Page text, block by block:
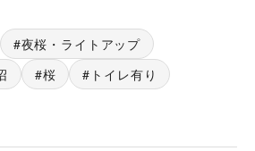
夜桜・ライトアップ
桜
トイレ有り